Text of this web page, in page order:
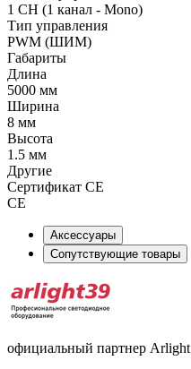
1 CH (1 канал - Mono)
Тип управления
PWM (ШИМ)
Габариты
Длина
5000 мм
Ширина
8 мм
Высота
1.5 мм
Другие
Сертификат CE
CE
Аксессуары
Сопутствующие товары
официальный партнер Arlight